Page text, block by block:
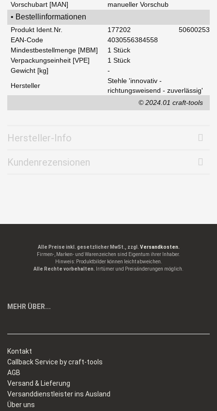
Vorschubart [MAN]
manueller Vorschub
• Bestellinformationen
Produkt Ident.Nr. 177202
50600253
EAN-Code
4030556384558
Mindestbestellmenge [MBM]
1 Stück
Verpackungseinheit [VPE]
1 Stück
Gewicht [kg]
-
Hersteller
Stehle 'innovativ -
richtungsweisend - zuverlässig'
© 2024.01 craft-tools
Hersteller-Info
Kundenrezensionen
Alle Preise inkl. gesetzlicher MwSt., zzgl. Versandkosten.
Firmen-, Marken- und Warenzeichen sind Eigentum ihrer Inhaber.
Hinweis: Produktbilder können leicht abweichen.
Alle Rechte vorbehalten. Irrtümer und Preisänderungen möglich.
MEHR ÜBER...
Kontakt
Callback Service by craft-tools
AGB
Versand & Lieferung
Versanddienstleister ins Ausland
Über uns